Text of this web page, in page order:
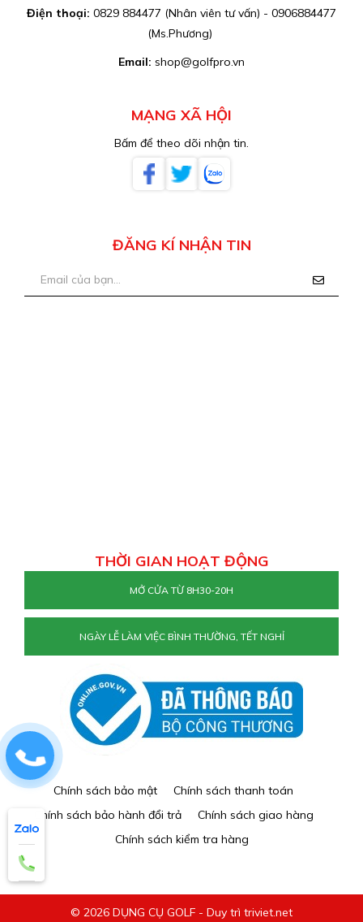
Điện thoại: 0829 884477 (Nhân viên tư vấn) - 0906884477
(Ms.Phương)
Email: shop@golfpro.vn
MẠNG XÃ HỘI
Bấm để theo dõi nhận tin.
ĐĂNG KÍ NHẬN TIN
THỜI GIAN HOẠT ĐỘNG
MỞ CỬA TỪ 8H30-20H
NGÀY LỄ LÀM VIỆC BÌNH THƯỜNG, TẾT NGHỈ
Chính sách bảo mật
Chính sách thanh toán
Chính sách bảo hành đổi trả
Chính sách giao hàng
Chính sách kiểm tra hàng
© 2026 DỤNG CỤ GOLF - Duy trì triviet.net